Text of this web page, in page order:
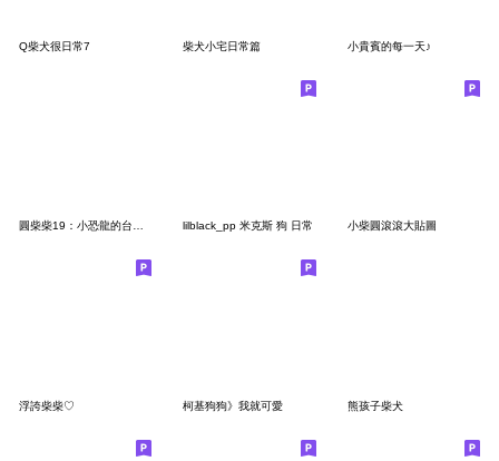
Q柴犬很日常7 柴犬小宅日常篇 小貴賓的每一天♪
圓柴柴19：小恐龍的台語問候 lilblack_pp 米克斯 狗 日常 小柴圓滾滾大貼圖
浮誇柴柴♡ 柯基狗狗》我就可愛 熊孩子柴犬